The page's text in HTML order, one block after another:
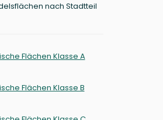
nach Stadtteil
Flächen Klasse A
Flächen Klasse B